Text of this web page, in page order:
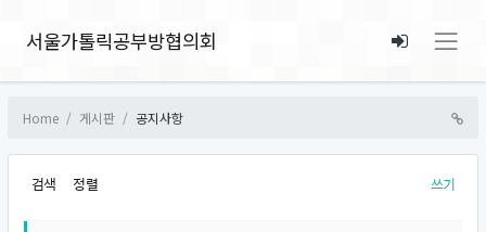
서울가톨릭공부방협의회
Home 게시판 공지사항
검색 정렬 쓰기